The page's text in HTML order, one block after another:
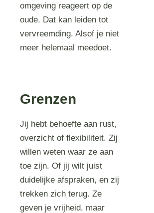
omgeving reageert op de
oude. Dat kan leiden tot
vervreemding. Alsof je niet
meer helemaal meedoet.
Grenzen
Jij hebt behoefte aan rust,
overzicht of flexibiliteit. Zij
willen weten waar ze aan
toe zijn. Of jij wilt juist
duidelijke afspraken, en zij
trekken zich terug. Ze
geven je vrijheid, maar